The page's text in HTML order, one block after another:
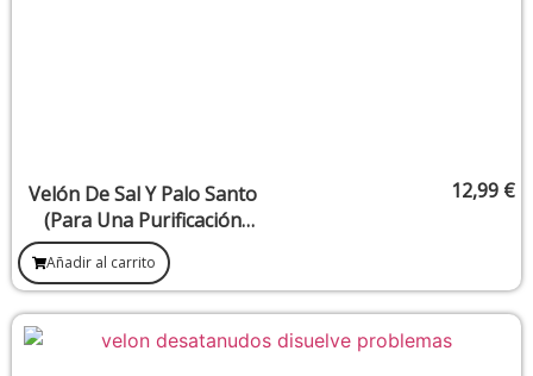
Velón De Sal Y Palo Santo
(Para Una Purificación
Integral De Los Espacios)
12,99 €
Añadir al carrito